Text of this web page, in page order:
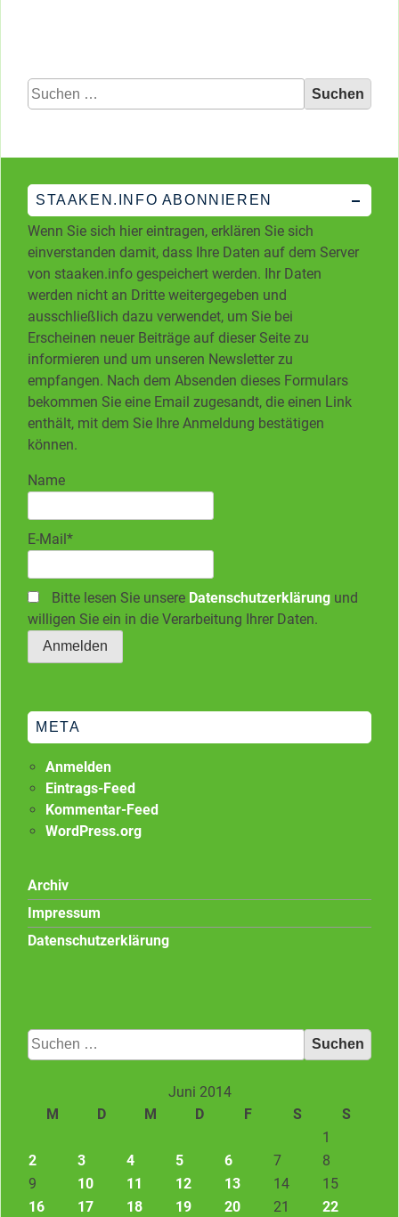
Suchen
nach:
STAAKEN.INFO ABONNIEREN
Wenn Sie sich hier eintragen, erklären Sie sich
einverstanden damit, dass Ihre Daten auf dem Server
von staaken.info gespeichert werden. Ihr Daten
werden nicht an Dritte weitergegeben und
ausschließlich dazu verwendet, um Sie bei
Erscheinen neuer Beiträge auf dieser Seite zu
informieren und um unseren Newsletter zu
empfangen. Nach dem Absenden dieses Formulars
bekommen Sie eine Email zugesandt, die einen Link
enthält, mit dem Sie Ihre Anmeldung bestätigen
können.
Name
E-Mail*
Bitte lesen Sie unsere Datenschutzerklärung und
willigen Sie ein in die Verarbeitung Ihrer Daten.
META
Anmelden
Eintrags-Feed
Kommentar-Feed
WordPress.org
Archiv
Impressum
Datenschutzerklärung
Suchen
nach:
Juni 2014
M
D M D F S
S
1
2
3 4 5 6 7
8
9
10 11 12 13 14
15
16
17 18 19 20 21 22